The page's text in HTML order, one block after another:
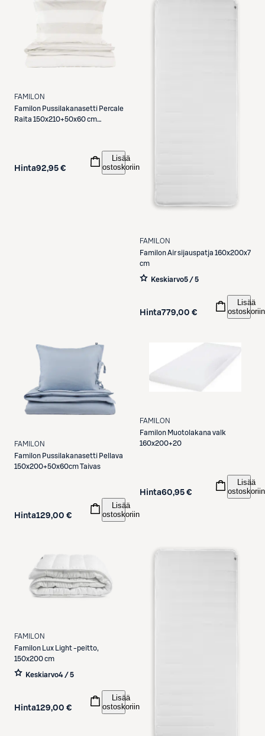
FAMILON
Familon Pussilakanasetti Percale
Raita 150x210+50x60 cm
Hinta92,95 €
Lisää
ostoskoriin
FAMILON
FamilonAir sijauspatja 160x200x7
cm
Keskiarvo5 / 5
Hinta779,00 €
Lisää
ostoskoriin
FAMILON
Familon Pussilakanasetti Pellava
150x200+50x60cm Taivas
Hinta129,00 €
Lisää
ostoskoriin
FAMILON
Familon Muotolakana valk
160x200+20
Hinta60,95 €
Lisää
ostoskoriin
FAMILON
Familon
Lux Light -peitto,
150x200 cm
Keskiarvo4 / 5
Hinta129,00 €
Lisää
ostoskoriin